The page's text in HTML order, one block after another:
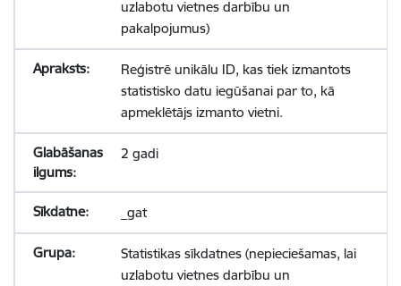
uzlabotu vietnes darbību un
pakalpojumus)
Reģistrē unikālu ID, kas tiek izmantots
statistisko datu iegūšanai par to, kā
apmeklētājs izmanto vietni.
2 gadi
_gat
Statistikas sīkdatnes (nepieciešamas, lai
uzlabotu vietnes darbību un